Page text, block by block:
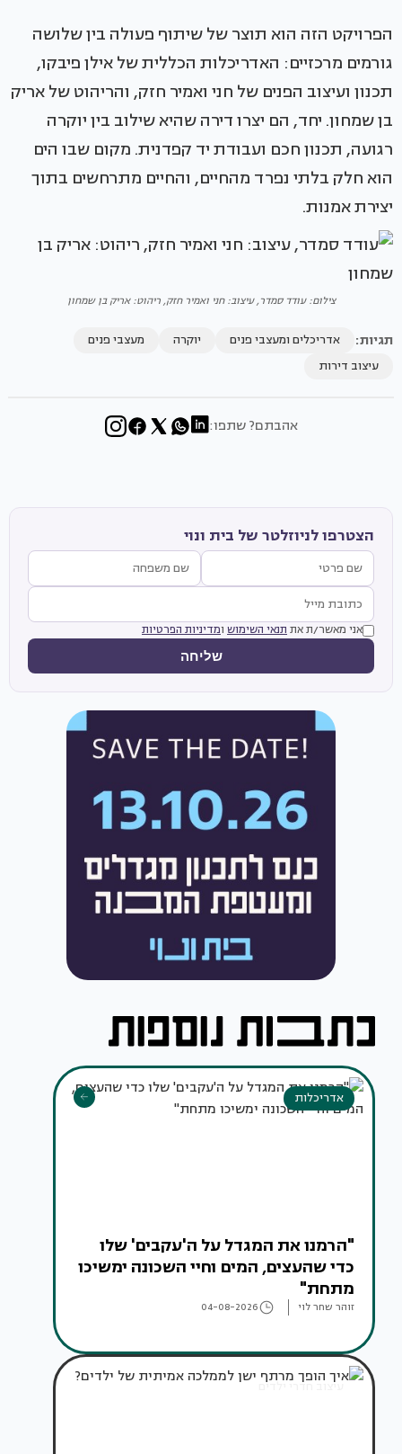
הפרויקט הזה הוא תוצר של שיתוף פעולה בין שלושה
גורמים מרכזיים: האדריכלות הכללית של אילן פיבקו,
תכנון ועיצוב הפנים של חני ואמיר חזק, והריהוט של אריק
בן שמחון. יחד, הם יצרו דירה שהיא שילוב בין יוקרה
רגועה, תכנון חכם ועבודת יד קפדנית. מקום שבו הים
הוא חלק בלתי נפרד מהחיים, והחיים מתרחשים בתוך
יצירת אמנות.
צילום: עודד סמדר, עיצוב: חני ואמיר חזק, ריהוט: אריק בן שמחון
תגיות: אדריכלים ומעצבי פנים יוקרה
מעצבי פנים
עיצוב דירות
אהבתם? שתפו:
הצטרפו לניוזלטר של בית ונוי
אני מאשר/ת את תנאי השימוש ומדיניות הפרטיות
שליחה
אדריכלות
"הרמנו את המגדל על ה'עקבים' שלו
כדי שהעצים, המים וחיי השכונה ימשיכו
מתחת"
זוהר שחר לוי 04-08-2026
עיצוב חדרי ילדים